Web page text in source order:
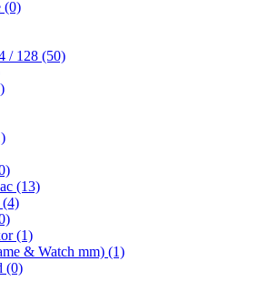
(0)
/ 128 (50)
(13)
(4)
(1)
& Watch mm) (1)
(0)